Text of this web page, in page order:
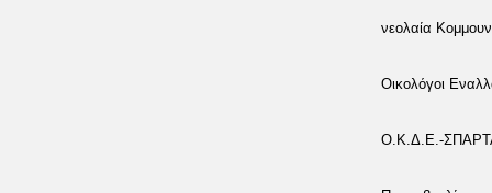
νεολαία
Οικολόγοι
Ο.Κ.Δ.Ε.-